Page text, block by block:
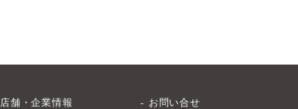
店舗・企業情報
お問い合せ